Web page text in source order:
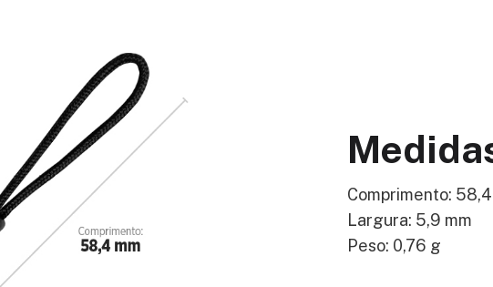
Comprimento:
Largura: 5,9 mm
Peso: 0,76 g